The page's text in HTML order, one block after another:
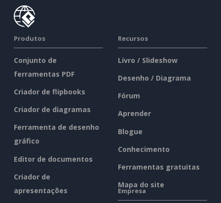
Produtos
Conjunto de
ferramentas PDF
Criador de flipbooks
Criador de diagramas
Ferramenta de desenho
gráfico
Editor de documentos
Criador de
apresentações
Recursos
Livro / Slideshow
Desenho / Diagrama
Fórum
Aprender
Blogue
Conhecimento
Ferramentas gratuitas
Mapa do site
Empresa